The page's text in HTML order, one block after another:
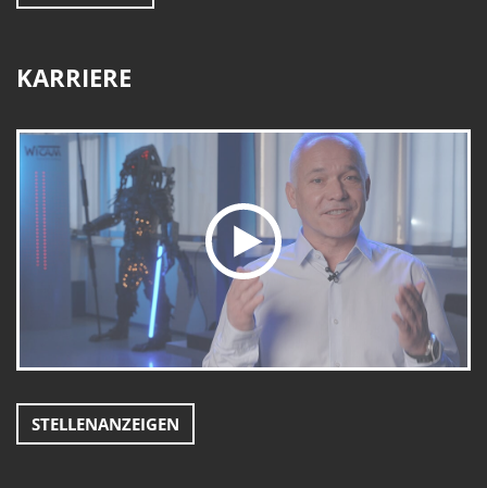
KARRIERE
STELLENANZEIGEN